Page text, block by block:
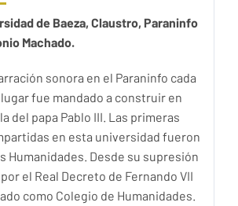
de Baeza, Claustro, Paraninfo
Machado.
sonora en el Paraninfo cada
fue mandado a construir en
del papa Pablo III. Las primeras
en esta universidad fueron
Humanidades. Desde su supresión
el Real Decreto de Fernando VII
como Colegio de Humanidades.